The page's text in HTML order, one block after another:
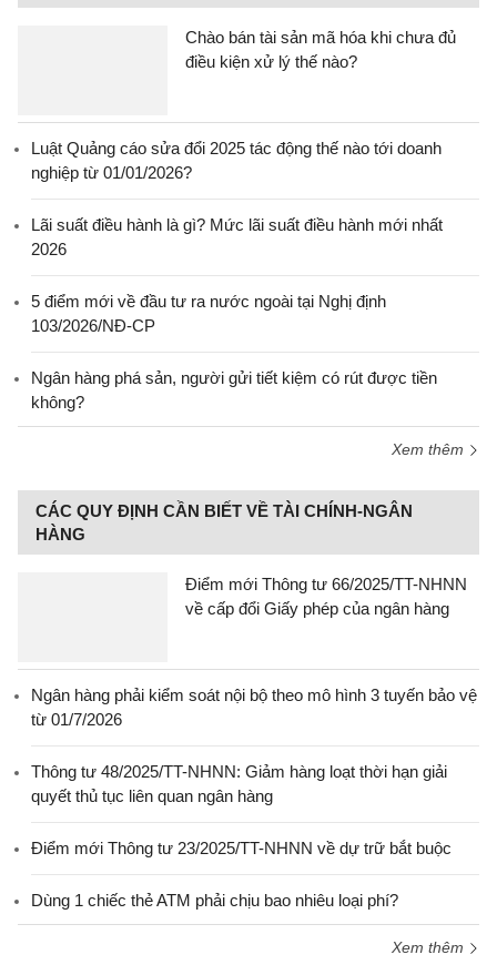
Chào bán tài sản mã hóa khi chưa đủ
điều kiện xử lý thế nào?
Luật Quảng cáo sửa đổi 2025 tác động thế nào tới doanh
nghiệp từ 01/01/2026?
Lãi suất điều hành là gì? Mức lãi suất điều hành mới nhất
2026
5 điểm mới về đầu tư ra nước ngoài tại Nghị định
103/2026/NĐ-CP
Ngân hàng phá sản, người gửi tiết kiệm có rút được tiền
không?
Xem thêm
CÁC QUY ĐỊNH CẦN BIẾT VỀ TÀI CHÍNH-NGÂN
HÀNG
Điểm mới Thông tư 66/2025/TT-NHNN
về cấp đổi Giấy phép của ngân hàng
Ngân hàng phải kiểm soát nội bộ theo mô hình 3 tuyến bảo vệ
từ 01/7/2026
Thông tư 48/2025/TT-NHNN: Giảm hàng loạt thời hạn giải
quyết thủ tục liên quan ngân hàng
Điểm mới Thông tư 23/2025/TT-NHNN về dự trữ bắt buộc
Dùng 1 chiếc thẻ ATM phải chịu bao nhiêu loại phí?
Xem thêm